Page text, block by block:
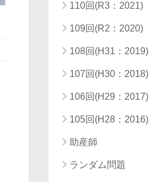
110回(R3：2021)
109回(R2：2020)
108回(H31：2019)
107回(H30：2018)
106回(H29：2017)
105回(H28：2016)
助産師
ランダム問題